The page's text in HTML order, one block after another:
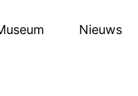
Nieuws